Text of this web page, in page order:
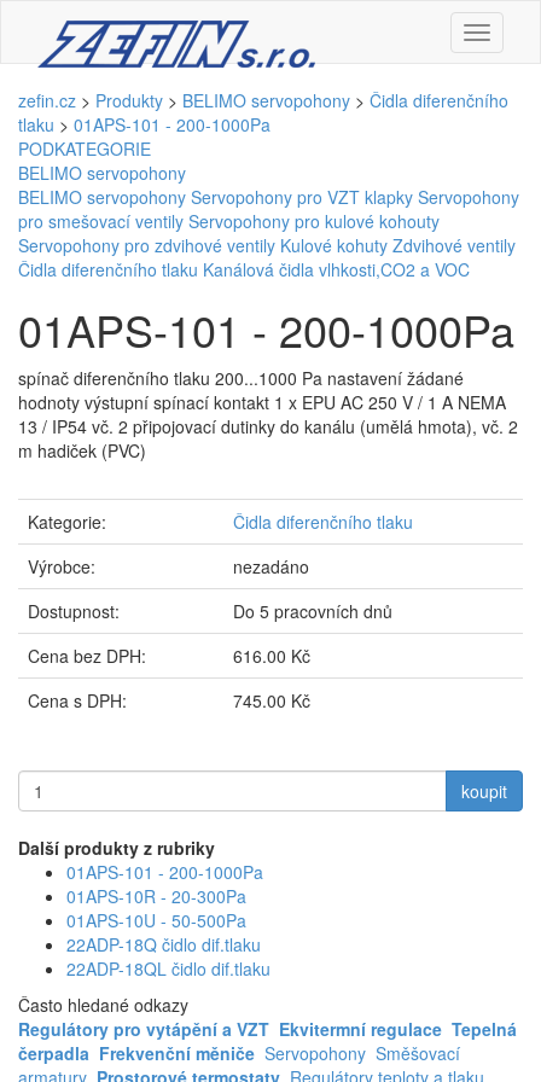
zefin.cz > Produkty > BELIMO servopohony > Čidla diferenčního
tlaku > 01APS-101 - 200-1000Pa
PODKATEGORIE
BELIMO servopohony
BELIMO servopohony Servopohony pro VZT klapky Servopohony
pro smešovací ventily Servopohony pro kulové kohouty
Servopohony pro zdvihové ventily Kulové kohuty Zdvihové ventily
Čidla diferenčního tlaku Kanálová čidla vlhkosti,CO2 a VOC
01APS-101 - 200-1000Pa
spínač diferenčního tlaku 200...1000 Pa nastavení žádané
hodnoty výstupní spínací kontakt 1 x EPU AC 250 V / 1 A NEMA
13 / IP54 vč. 2 připojovací dutinky do kanálu (umělá hmota), vč. 2
m hadiček (PVC)
Kategorie:
Čidla diferenčního tlaku
Výrobce:
nezadáno
Dostupnost:
Do 5 pracovních dnů
Cena bez DPH:
616.00 Kč
Cena s DPH:
745.00 Kč
koupit
Další produkty z rubriky
01APS-101 - 200-1000Pa
01APS-10R - 20-300Pa
01APS-10U - 50-500Pa
22ADP-18Q čidlo dif.tlaku
22ADP-18QL čidlo dif.tlaku
Často hledané odkazy
Regulátory pro vytápění a VZT Ekvitermní regulace Tepelná
čerpadla Frekvenční měniče Servopohony Směšovací
armatury Prostorové termostaty Regulátory teploty a tlaku